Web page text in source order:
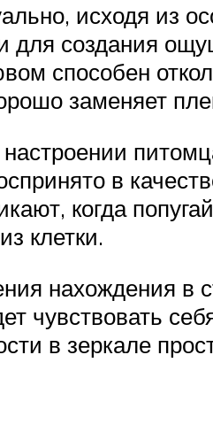
исходя из
для создания
способен
заменяет
в
когда
клетки.
нахождения в
чувствовать
в зеркале